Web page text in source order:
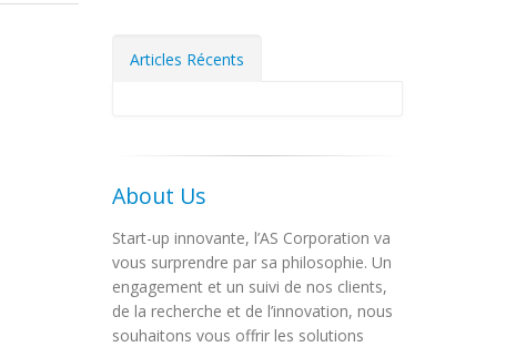
Articles Récents
About Us
Start-up innovante, l’AS Corporation va
vous surprendre par sa philosophie. Un
engagement et un suivi de nos clients,
de la recherche et de l’innovation, nous
souhaitons vous offrir les solutions